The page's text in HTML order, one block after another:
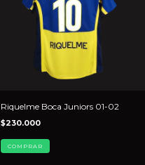
Riquelme Boca Juniors 01-02
$230.000
COMPRAR